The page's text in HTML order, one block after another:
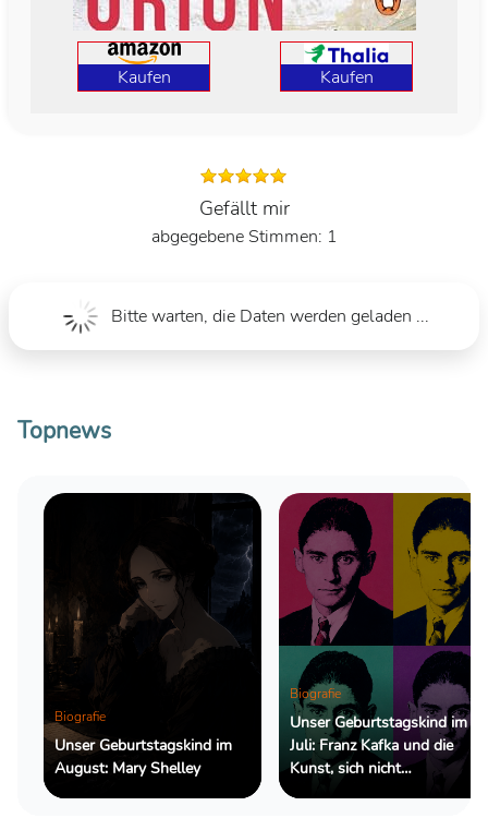
Kaufen Kaufen
Gefällt mir
1
Bitte warten, die Daten werden geladen ...
Topnews
Biografie
Unser Geburtstagskind im
August: Mary Shelley
Biografie
Unser Geburtstagskind im
Juli: Franz Kafka und die
Kunst, sich nicht
zurechtzufinden